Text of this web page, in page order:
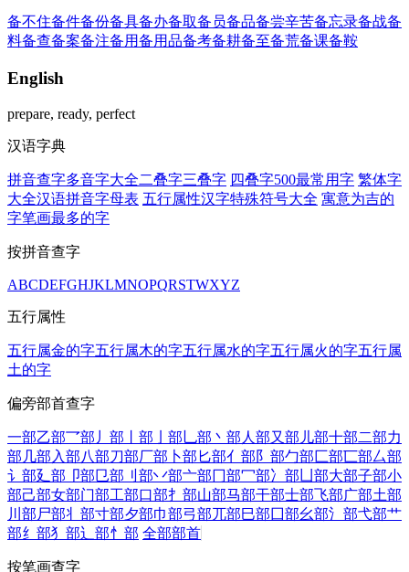
备不住备件备份备具备办备取备员备品备尝辛苦备忘录备战备
料备查备案备注备用备用品备考备耕备至备荒备课备鞍
English
prepare, ready, perfect
汉语字典
拼音查字多音字大全二叠字三叠字 四叠字500最常用字 繁体字
大全汉语拼音字母表 五行属性汉字特殊符号大全 寓意为吉的
字笔画最多的字
按拼音查字
ABCDEFGHJKLMNOPQRSTWXYZ
五行属性
五行属金的字五行属木的字五行属水的字五行属火的字五行属
土的字
偏旁部首查字
一部乙部乛部 丿部 丨部 亅部 乚部 丶部 人部又部 儿部十部二部力
部 几部 入部八部刀部厂部 卜部 匕部亻部 阝部勹部匚部匸部厶部
讠部廴部 卩部㔾部 刂部丷部亠部 冂部冖部冫部 凵部大部子部小
部己部女部门部工部口部扌部山部马部干部士部飞部广部土部
川部尸部丬部寸部夕部巾部弓部兀部巳部囗部幺部氵部弋部艹
部纟部犭部辶部忄部 全部部首
按笔画查字